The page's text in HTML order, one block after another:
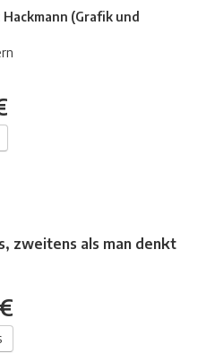
(Grafik und
zweitens als man denkt